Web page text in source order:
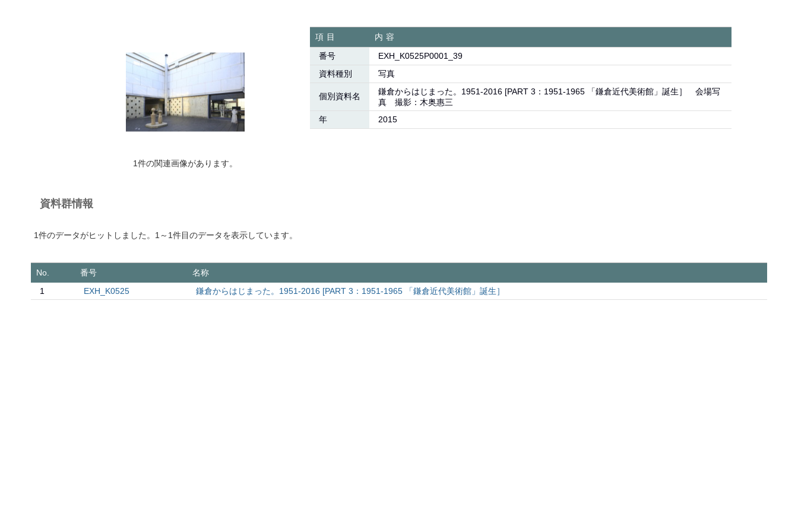
1件の関連画像があります。
項目
内容
番号
EXH_K0525P0001_39
資料種別
写真
個別資料名
鎌倉からはじまった。1951-2016 [PART 3：1951-1965 「鎌倉近代美術館」誕生］ 会場写
真 撮影：木奥惠三
年
2015
資料群情報
1件のデータがヒットしました。1～1件目のデータを表示しています。
No. 番号
名称
1
EXH_K0525 鎌倉からはじまった。1951-2016 [PART 3：1951-1965 「鎌倉近代美術館」誕生］